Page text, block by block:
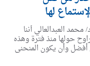
لها
العبدالعالي أننا
حولها منذ فترة وهذه
وأن يكون المنحنى